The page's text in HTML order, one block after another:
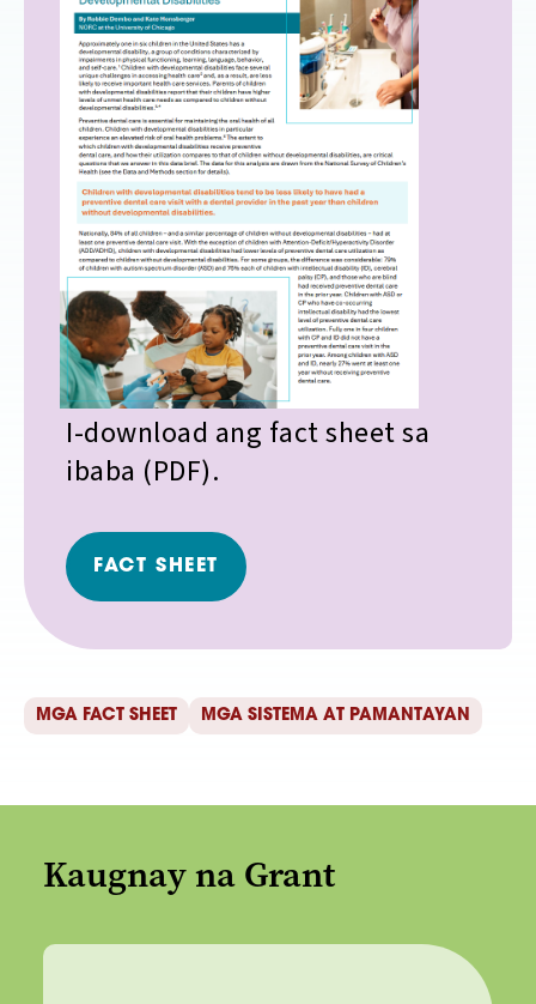
I-download ang fact sheet sa
ibaba (PDF).
FACT SHEET
MGA FACT SHEET MGA SISTEMA AT PAMANTAYAN
Kaugnay na Grant